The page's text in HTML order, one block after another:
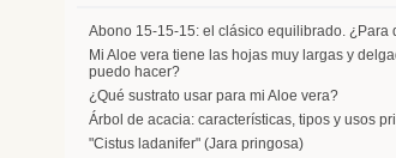
Abono 15-15-15: el clásico equilibrado. ¿Para
Mi Aloe vera tiene las hojas muy largas y
puedo hacer?
¿Qué sustrato usar para mi Aloe vera?
Árbol de acacia: características, tipos y usos
"Cistus ladanifer" (Jara pringosa)